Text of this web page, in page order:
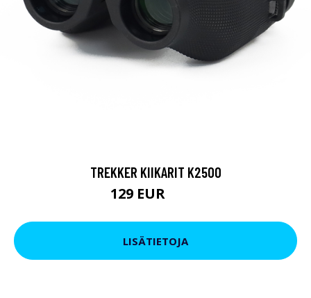
TREKKER KIIKARIT K2500
129 EUR
LISÄTIETOJA